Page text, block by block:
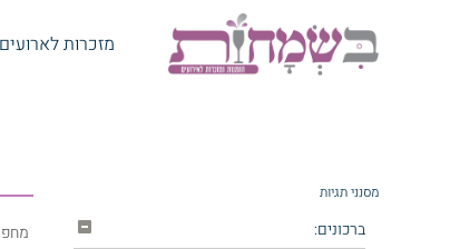
מזכרות לארועים
מסנני תגיות
ברכונים: